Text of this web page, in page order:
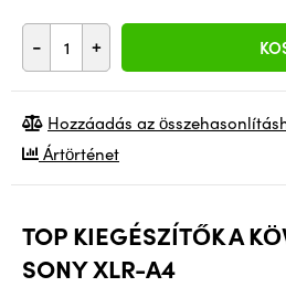
- +
Hozzáadás az
Ártörténet
TOP KIEGÉSZÍTŐK A
SONY XLR-A4